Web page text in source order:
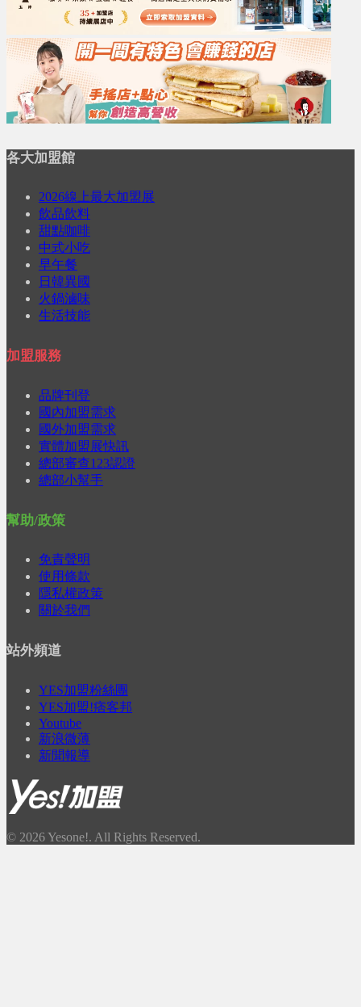
各大加盟館
2026線上最大加盟展
飲品飲料
甜點咖啡
中式小吃
早午餐
日韓異國
火鍋滷味
生活技能
加盟服務
品牌刊登
國內加盟需求
國外加盟需求
實體加盟展快訊
總部審查123認證
總部小幫手
幫助/政策
免責聲明
使用條款
隱私權政策
關於我們
站外頻道
YES加盟粉絲團
YES加盟!痞客邦
Youtube
新浪微薄
新聞報導
© 2026 Yesone!. All Rights Reserved.